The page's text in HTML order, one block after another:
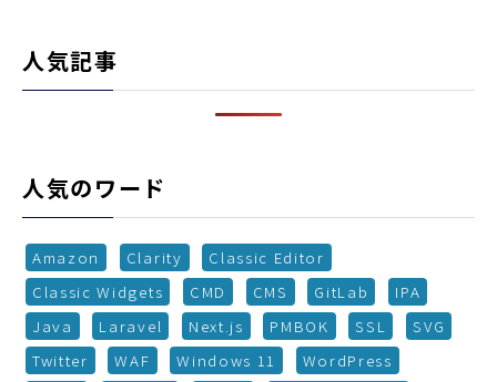
人気記事
人気のワード
Amazon Clarity
Classic Editor
Classic Widgets
CMD CMS GitLab
IPA
Java
Laravel Next.js PMBOK SSL
SVG
Twitter
WAF Windows 11
WordPress